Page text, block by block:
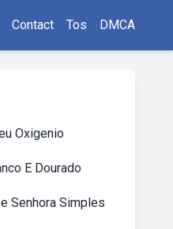
Contact Tos DMCA
Oxigenio
E Dourado
Senhora Simples